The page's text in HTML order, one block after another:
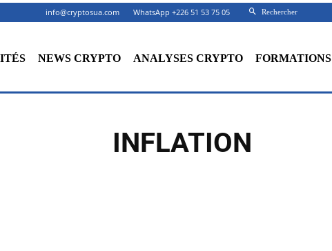
info@cryptosua.com WhatsApp +226 51 53 75 05 Rechercher
NEWS CRYPTO ANALYSES CRYPTO FORMATIONS
INFLATION